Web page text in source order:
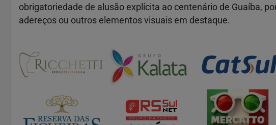
obrigatoriedade de alusão explícita ao centenário de Guaíba,
adereços ou outros elementos visuais em destaque.